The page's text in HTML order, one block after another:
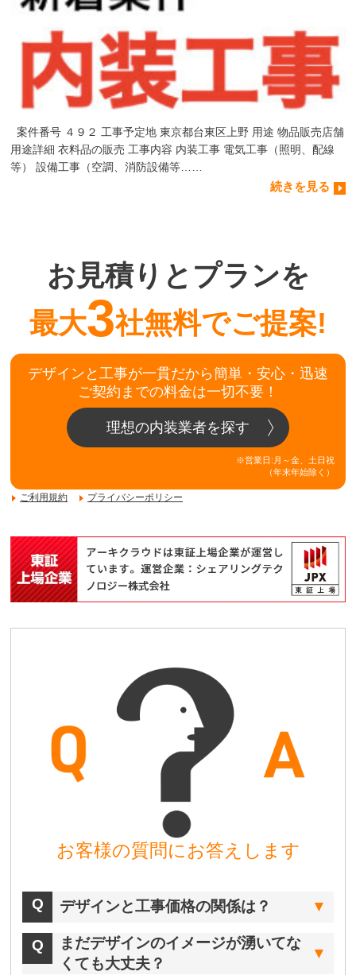
案件番号 ４９２ 工事予定地 東京都台東区上野 用途 物品販売店舗
用途詳細 衣料品の販売 工事内容 内装工事 電気工事（照明、配線
等） 設備工事（空調、消防設備等……
続きを見る
お見積りとプランを
最大3社無料でご提案!
デザインと工事が一貫だから簡単・安心・迅速
ご契約までの料金は一切不要！
理想の内装業者を探す
※営業日:月～金、土日祝
（年末年始除く）
ご利用規約 プライバシーポリシー
お客様の質問にお答えします
デザインと工事価格の関係は？
まだデザインのイメージが湧いてな
くても大丈夫？